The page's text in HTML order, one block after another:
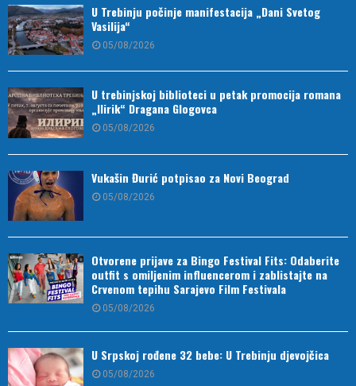
U Trebinju počinje manifestacija „Dani Svetog
Vasilija“
05/08/2026
U trebinjskoj biblioteci u petak promocija romana
„Ilirik“ Dragana Glogovca
05/08/2026
Vukašin Đurić potpisao za Novi Beograd
05/08/2026
Otvorene prijave za Bingo Festival Fits: Odaberite
outfit s omiljenim influencerom i zablistajte na
Crvenom tepihu Sarajevo Film Festivala
05/08/2026
U Srpskoj rođene 32 bebe: U Trebinju djevojčica
05/08/2026